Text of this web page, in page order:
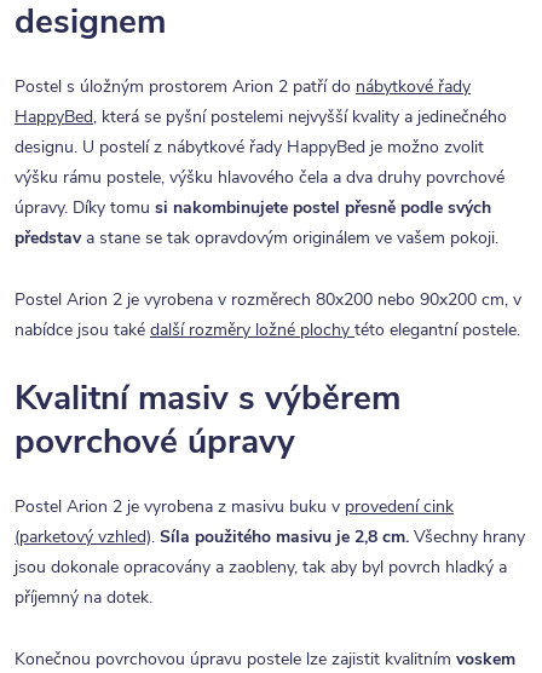
designem
Postel s úložným prostorem Arion 2 patří do nábytkové řady
HappyBed, která se pyšní postelemi nejvyšší kvality a jedinečného
designu. U postelí z nábytkové řady HappyBed je možno zvolit
výšku rámu postele, výšku hlavového čela a dva druhy povrchové
úpravy. Díky tomu si nakombinujete postel přesně podle svých
představa stane se tak opravdovým originálem ve vašem pokoji.
Postel Arion 2 je vyrobena v rozměrech 80x200 nebo 90x200 cm, v
nabídce jsou také další rozměry ložné plochy této elegantní postele.
Kvalitní masiv s výběrem
povrchové úpravy
Postel Arion 2 je vyrobena z masivu buku v provedení cink
(parketový vzhled). Síla použitého masivu je 2,8 cm. Všechny hrany
jsou dokonale opracovány a zaobleny, tak aby byl povrch hladký a
příjemný na dotek.
Konečnou povrchovou úpravu postele lze zajistit kvalitním voskem